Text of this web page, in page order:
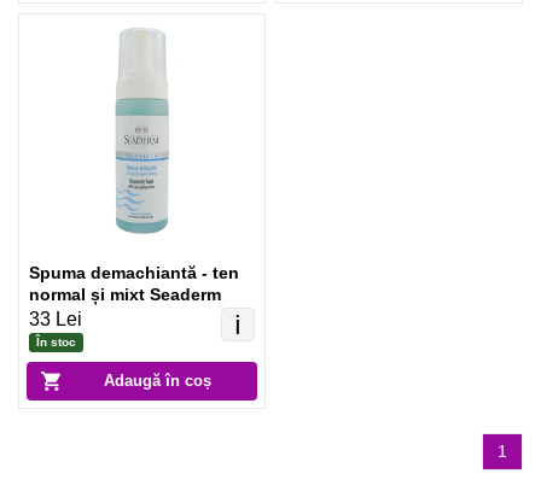
Adaugă în coș
ℹ️
Spuma demachiantă - ten
normal și mixt Seaderm
33 Lei
În stoc
1